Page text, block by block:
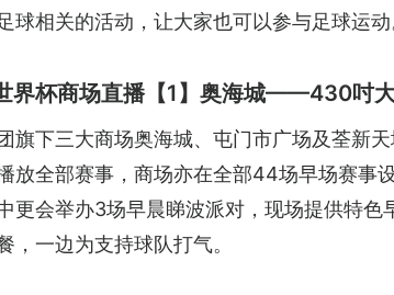
球相关的活动，让大家也可以参与足球运动
界杯商场直播【1】奥海城——430吋
旗下三大商场奥海城、屯门市广场及荃新
放全部赛事，商场亦在全部44场早场赛事
更会举办3场早晨睇波派对，现场提供特
，一边为支持球队打气。